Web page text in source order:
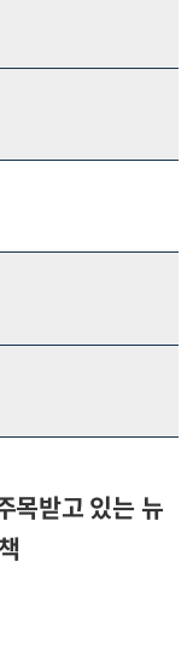
받고 있는 뉴